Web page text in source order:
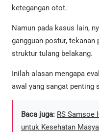
ketegangan otot.
Namun pada kasus lain,
gangguan postur, tekanan
struktur tulang belakang.
Inilah alasan mengapa
awal yang sangat penting
Baca juga: RS Samsoe
untuk Kesehatan